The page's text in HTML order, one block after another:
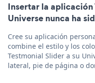
Insertar la
Universe nunca ha
Cree su aplicación
combine el estilo y los
Testmonial Slider a su
lateral, pie de página o